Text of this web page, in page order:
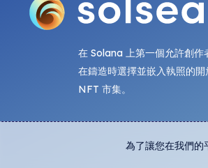
在 Solana 上第一個允許創作
在鑄造時選擇並嵌入執照的開
NFT 市集。
為了讓您在我們的